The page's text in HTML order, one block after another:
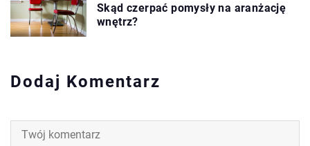
Skąd czerpać pomysły na aranżację
wnętrz?
Dodaj Komentarz